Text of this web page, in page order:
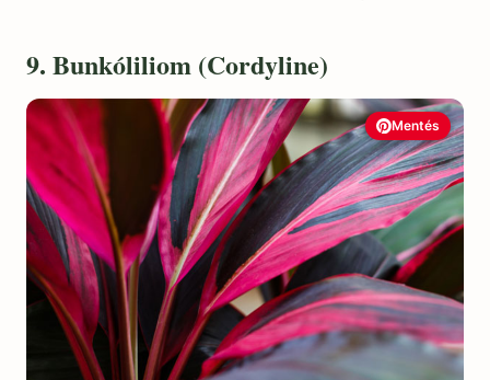
9. Bunkóliliom (Cordyline)
Mentés